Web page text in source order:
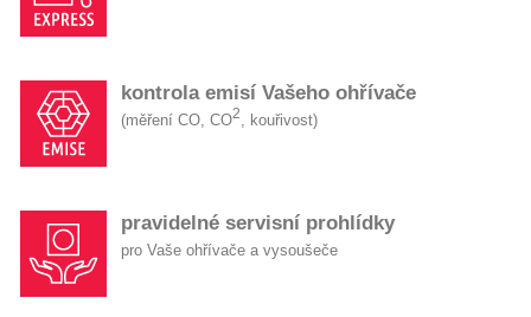
kontrola emisí Vašeho ohřívače
(měření CO, CO2, kouřivost)
pravidelné servisní prohlídky
pro Vaše ohřívače a vysoušeče